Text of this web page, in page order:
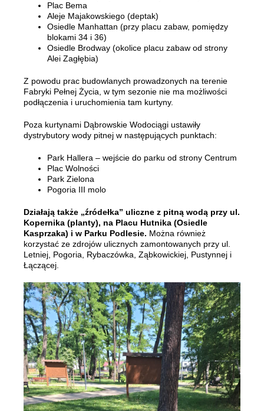
Plac Bema
Aleje Majakowskiego (deptak)
Osiedle Manhattan (przy placu zabaw, pomiędzy
blokami 34 i 36)
Osiedle Brodway (okolice placu zabaw od strony
Alei Zagłębia)
Z powodu prac budowlanych prowadzonych na terenie
Fabryki Pełnej Życia, w tym sezonie nie ma możliwości
podłączenia i uruchomienia tam kurtyny.
Poza kurtynami Dąbrowskie Wodociągi ustawiły
dystrybutory wody pitnej w następujących punktach:
Park Hallera – wejście do parku od strony Centrum
Plac Wolności
Park Zielona
Pogoria III molo
Działają także „źródełka” uliczne z pitną wodą przy ul.
Kopernika (planty), na Placu Hutnika (Osiedle
Kasprzaka) i w Parku Podlesie. Można również
korzystać ze zdrojów ulicznych zamontowanych przy ul.
Letniej, Pogoria, Rybaczówka, Ząbkowickiej, Pustynnej i
Łączącej.